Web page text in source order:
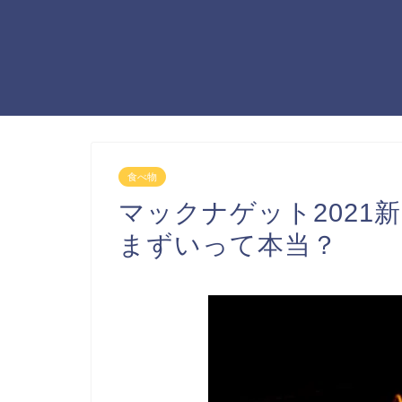
食べ物
マックナゲット2021
まずいって本当？